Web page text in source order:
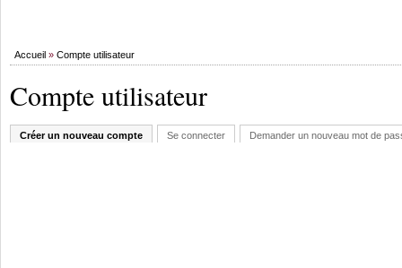
Accueil » Compte utilisateur
Compte utilisateur
Créer un nouveau compte Se connecter Demander un nouveau mot de